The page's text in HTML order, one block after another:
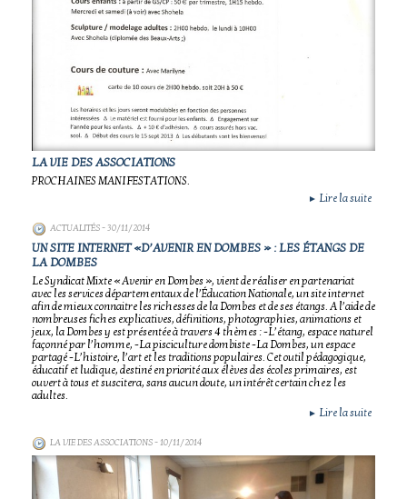
LA VIE DES ASSOCIATIONS
PROCHAINES MANIFESTATIONS.
► Lire la suite
ACTUALITÉS- 30/11/2014
UN SITE INTERNET «D’AVENIR EN DOMBES » : LES ÉTANGS DE
LA DOMBES
Le Syndicat Mixte « Avenir en Dombes », vient de réaliser en partenariat
avec les services départementaux de l’Éducation Nationale, un site internet
afin de mieux connaitre les richesses de la Dombes et de ses étangs. A l’aide de
nombreuses fiches explicatives, définitions, photographies, animations et
jeux, la Dombes y est présentée à travers 4 thèmes : -L’étang, espace naturel
façonné par l’homme, -La pisciculture dombiste -La Dombes, un espace
partagé -L’histoire, l’art et les traditions populaires. Cet outil pédagogique,
éducatif et ludique, destiné en priorité aux élèves des écoles primaires, est
ouvert à tous et suscitera, sans aucun doute, un intérêt certain chez les
adultes.
► Lire la suite
LA VIE DES ASSOCIATIONS- 10/11/2014